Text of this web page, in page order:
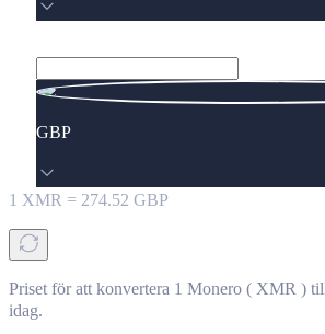
GBP
1 XMR = 274.52 GBP
Priset för att konvertera 1 Monero ( XMR )
idag.